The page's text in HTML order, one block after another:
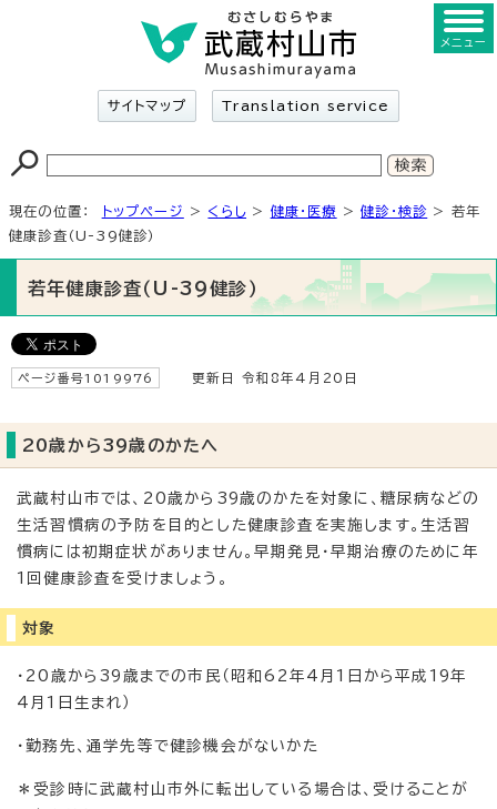
サイトマップ Translation service
メニュー
現在の位置： トップページ > くらし > 健康・医療 >健診・検診 > 若年
健康診査（U-39健診）
若年健康診査（U-39健診）
ページ番号1019976 更新日 令和8年4月20日
20歳から39歳のかたへ
武蔵村山市では、20歳から39歳のかたを対象に、糖尿病などの
生活習慣病の予防を目的とした健康診査を実施します。生活習
慣病には初期症状がありません。早期発見・早期治療のために年
1回健康診査を受けましょう。
対象
・20歳から39歳までの市民（昭和62年4月1日から平成19年
4月1日生まれ）
・勤務先、通学先等で健診機会がないかた
＊受診時に武蔵村山市外に転出している場合は、受けることが